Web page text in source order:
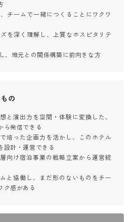
チームで一緒につくることにワクワ
を深く理解し、上質なホスピタリテ
、地元との関係構築に前向きな方
の
と演出力を空間・体験に変換した、
ら発信できる
培った企画力を活かし、このホテル
設計・運営できる
向け宿泊事業の戦略立案から運営統
と協働し、まだ形のないものをチー
ク感がある